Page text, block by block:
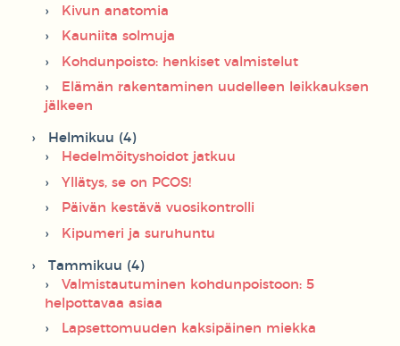
Kivun anatomia
Kauniita solmuja
Kohdunpoisto: henkiset valmistelut
Elämän rakentaminen uudelleen leikkauksen
jälkeen
Helmikuu (4)
Hedelmöityshoidot jatkuu
Yllätys, se on PCOS!
Päivän kestävä vuosikontrolli
Kipumeri ja suruhuntu
Tammikuu (4)
Valmistautuminen kohdunpoistoon: 5
helpottavaa asiaa
Lapsettomuuden kaksipäinen miekka